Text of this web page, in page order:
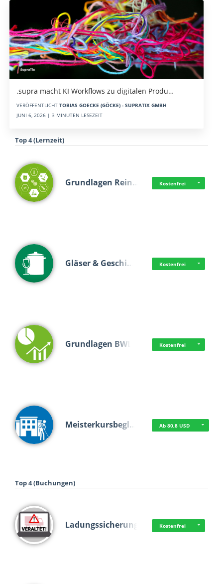
.supra macht KI Workflows zu digitalen Produ…
VERÖFFENTLICHT TOBIAS GOECKE (GÖCKE) - SUPRATIX GMBH
JUNI 6, 2026 | 3 MINUTEN LESEZEIT
Top 4 (Lernzeit)
Grundlagen Rein… Kostenfrei
Gläser & Geschi… Kostenfrei
Grundlagen BWL Kostenfrei
Meisterkursbegl… Ab 80,8 USD
Top 4 (Buchungen)
Ladungssicherung Kostenfrei